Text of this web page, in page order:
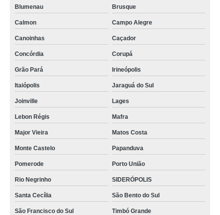
Blumenau Brusque
Calmon Campo Alegre
Canoinhas Caçador
Concórdia Corupá
Grão Pará Irineópolis
Itaiópolis Jaraguá do Sul
Joinville Lages
Lebon Régis Mafra
Major Vieira Matos Costa
Monte Castelo Papanduva
Pomerode Porto União
Rio Negrinho SIDERÓPOLIS
Santa Cecília São Bento do Sul
São Francisco do Sul Timbó Grande